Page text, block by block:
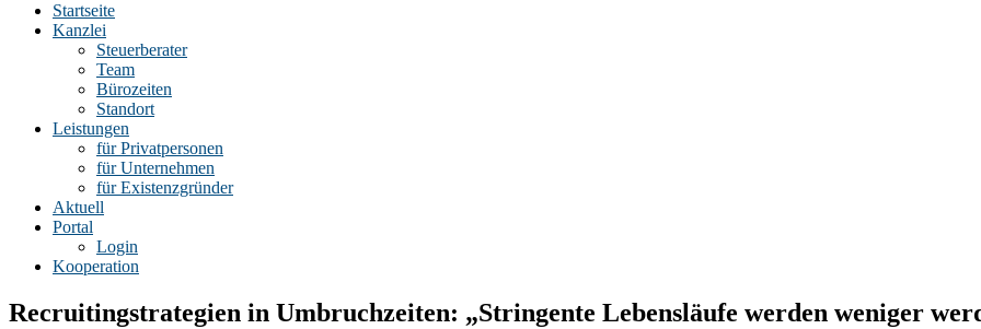
Stephan
Steuerberater
Essen
Startseite
Kanzlei
Steuerberater
Team
Bürozeiten
Standort
Leistungen
für Privatpersonen
für Unternehmen
für Existenzgründer
Aktuell
Portal
Login
Kooperation
Recruitingstrategien in Umbruchzeiten: „Stringente Lebensläufe werden weniger